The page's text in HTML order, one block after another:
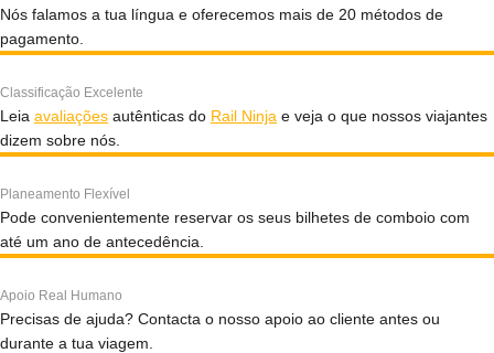
Nós falamos a tua língua e oferecemos mais de 20 métodos de
pagamento.
Classificação Excelente
Leia avaliações autênticas do Rail Ninja e veja o que nossos viajantes
dizem sobre nós.
Planeamento Flexível
Pode convenientemente reservar os seus bilhetes de comboio com
até um ano de antecedência.
Apoio Real Humano
Precisas de ajuda? Contacta o nosso apoio ao cliente antes ou
durante a tua viagem.